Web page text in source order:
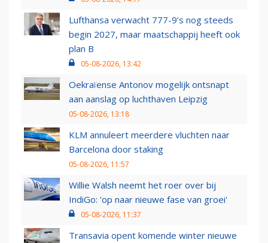
Lufthansa verwacht 777-9’s nog steeds
begin 2027, maar maatschappij heeft ook
plan B
05-08-2026, 13:42
Oekraïense Antonov mogelijk ontsnapt
aan aanslag op luchthaven Leipzig
05-08-2026, 13:18
KLM annuleert meerdere vluchten naar
Barcelona door staking
05-08-2026, 11:57
Willie Walsh neemt het roer over bij
IndiGo: 'op naar nieuwe fase van groei'
05-08-2026, 11:37
Transavia opent komende winter nieuwe